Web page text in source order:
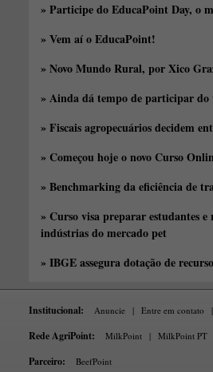
» Participe do EducaPoint Day, o
» Vem aí o EducaPoint!
» Novo Mundo Rural, por Xico
» Ainda dá tempo de participar do
» Fiscais agropecuários decidem
» Começou hoje o novo Curso
» Benchmarking da eficiência de
» Curso visa preparar estudantes
indústrias do mercado pet
» IBGE assegura dotação de
Institucional: Anuncie | Entre em contato |
Rede AgriPoint: MilkPoint | MilkPoint PT
Parceiro: BeefPoint